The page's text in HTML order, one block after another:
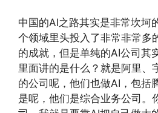
中国的AI之路其实是非常坎坷
个领域里头投入了非常非常多
的成就，但是单纯的AI公司其
里面讲的是什么？就是阿里、
的公司呢，他们也做AI，包括
是呢，他们是综合业务公司。